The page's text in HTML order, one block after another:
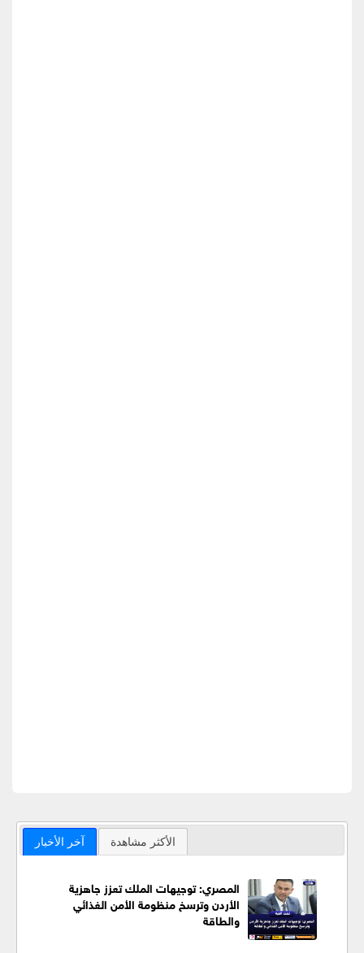
آخر الأخبار الأكثر مشاهدة
المصري: توجيهات الملك تعزز جاهزية
الأردن وترسخ منظومة الأمن الغذائي
والطاقة